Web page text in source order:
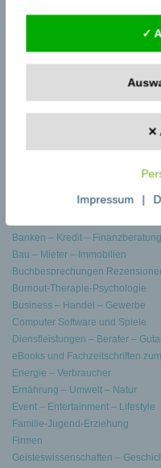
zu fachzeitungen.de
Pressemeldungen schreiben
Zu den Fachbeiträgen
eBooks auf fachzeitungen.de
Allgemein Sonstiges
Audio – Video – TV – Radio
Banken – Kredit – Finanzberatung
Bau – Mieter – Immobilien
Buchbesprechungen
Burnout-Therapie-Psychologie
Business – Handel – Gewerbe
Computer Software und Spiele
Dienstleistungen – Berater –
eBooks und Fachzeitschriften
Energie – Verbraucher
Ernährung – Umwelt – Natur
Event – Entertainment – Lifestyle
Familie-Jugend-Erziehung
Firmen
Geisteswissenschaften –
✓
✕
Impressum |